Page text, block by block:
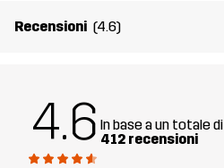
Realizzato per
10741_2498
Recensioni (4.6)
4.6 In base a un totale di
412 recensioni